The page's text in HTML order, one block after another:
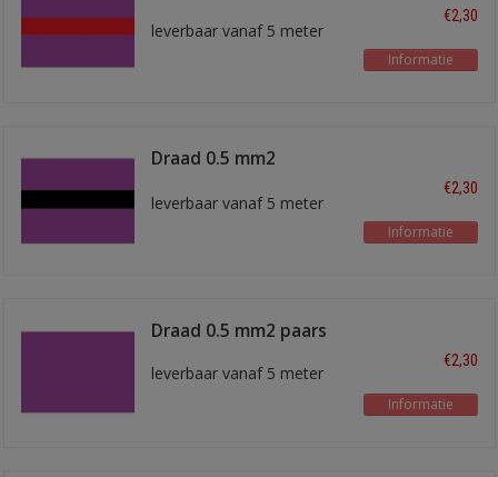
leverbaar vanaf 5 meter
€2,30
Informatie
Draad 0.5 mm2
leverbaar vanaf 5 meter
€2,30
Informatie
Draad 0.5 mm2 paars
leverbaar vanaf 5 meter
€2,30
Informatie